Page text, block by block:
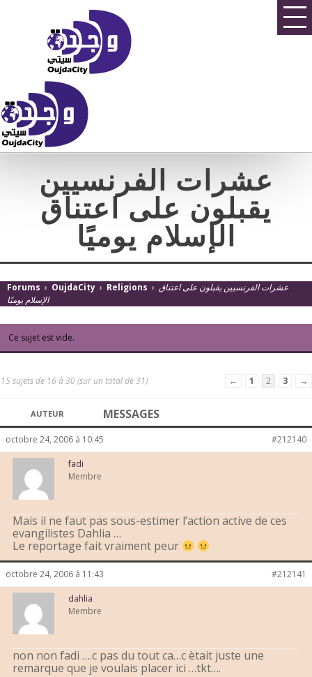
عشرات الفرنسيين
يقبلون على اعتناق
الإسلام يوميًا
Forums › OujdaCity › Religions › عشرات الفرنسيين يقبلون على اعتناق
الإسلام يوميًا
Ce sujet est vide.
15 sujets de 16 à 30 (sur un total de 31) ← 1 2 3 →
AUTEUR MESSAGES
octobre 24, 2006 à 10:45 #212140
fadi
Membre
Mais il ne faut pas sous-estimer l’action active de ces
evangilistes Dahlia …
Le reportage fait vraiment peur
octobre 24, 2006 à 11:43 #212141
dahlia
Membre
non non fadi ….c pas du tout ca…c ètait juste une
remarque que je voulais placer ici …tkt….